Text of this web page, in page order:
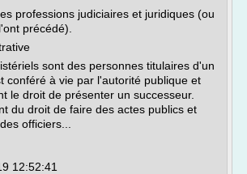
professions judiciaires et juridiques (ou
précédé).
sont des personnes titulaires d'un
conféré à vie par l'autorité publique et
le droit de présenter un successeur.
du droit de faire des actes publics et
officiers...
12:52:41